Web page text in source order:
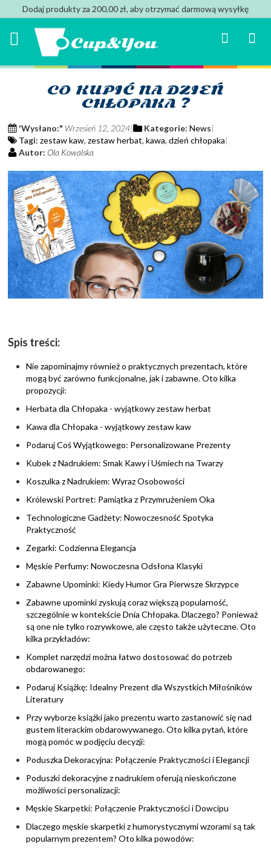
Dodaj produkty za 200,00 zł, aby otrzymać darmową wysyłkę
Mój
Search
CO KUPIĆ NA DZIEŃ
CHŁOPAKA ?
'Wysłano:" Wrzesień 12, 2024 Kategorie: News
Tagi: zestaw kaw,zestaw herbat,kawa,dzień chłopaka
Autor: Ola Kowalska
Spis treści:
Nie zapominajmy również o praktycznych prezentach, które
mogą być zarówno funkcjonalne, jak i zabawne. Oto kilka
propozycji:
Herbata dla Chłopaka - wyjątkowy zestaw herbat
Kawa dla Chłopaka - wyjątkowy zestaw kaw
Podaruj Coś Wyjątkowego: Personalizowane Prezenty
Kubek z Nadrukiem: Smak Kawy i Uśmiech na Twarzy
Koszulka z Nadrukiem: Wyraz Osobowości
Królewski Portret: Pamiątka z Przymrużeniem Oka
Technologiczne Gadżety: Nowoczesność Spotyka
Praktyczność
Zegarki: Codzienna Elegancja
Męskie Perfumy: Nowoczesna Odsłona Klasyki
Zabawne Upominki: Kiedy Humor Gra Pierwsze Skrzypce
Zabawne upominki zyskują coraz większą popularność,
szczególnie w kontekście Dnia Chłopaka. Dlaczego? Ponieważ
są one nie tylko rozrywkowe, ale często także użyteczne. Oto
kilka przykładów:
Komplet narzędzi można łatwo dostosować do potrzeb
obdarowanego:
Podaruj Książkę: Idealny Prezent dla Wszystkich Miłośników
Literatury
Przy wyborze książki jako prezentu warto zastanowić się nad
gustem literackim obdarowywanego. Oto kilka pytań, które
mogą pomóc w podjęciu decyzji:
Poduszka Dekoracyjna: Połączenie Praktyczności i Elegancji
Poduszki dekoracyjne z nadrukiem oferują nieskończone
możliwości personalizacji:
Męskie Skarpetki: Połączenie Praktyczności i Dowcipu
Dlaczego męskie skarpetki z humorystycznymi wzorami są tak
popularnym prezentem? Oto kilka powodów: